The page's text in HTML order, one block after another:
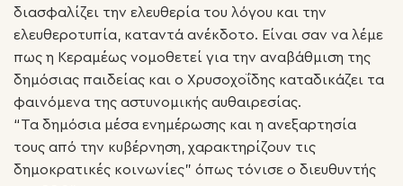
διασφαλίζει την ελευθερία του λόγου και την
ελευθεροτυπία, καταντά ανέκδοτο. Είναι σαν να λέμε
πως η Κεραμέως νομοθετεί για την αναβάθμιση της
δημόσιας παιδείας και ο Χρυσοχοΐδης καταδικάζει τα
φαινόμενα της αστυνομικής αυθαιρεσίας.
“Τα δημόσια μέσα ενημέρωσης και η ανεξαρτησία
τους από την κυβέρνηση, χαρακτηρίζουν τις
δημοκρατικές κοινωνίες” όπως τόνισε ο διευθυντής